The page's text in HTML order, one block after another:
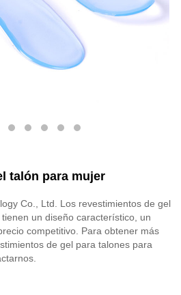
talón para mujer
Co., Ltd. Los revestimientos de gel
un diseño característico, un
competitivo. Para obtener más
de gel para talones para